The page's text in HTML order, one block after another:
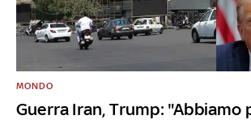
Guerra Iran, Trump: "Abbiamo
MONDO